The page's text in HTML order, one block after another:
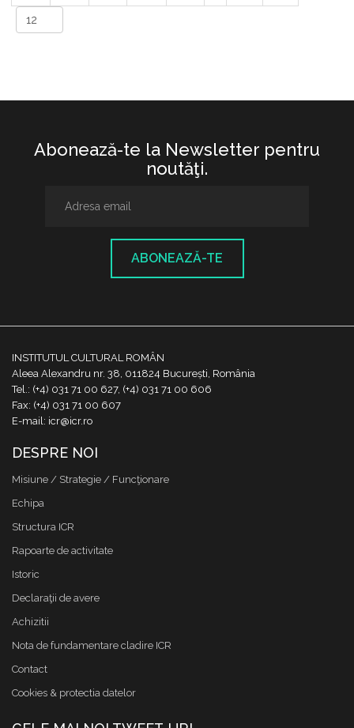
Abonează-te la Newsletter pentru
noutăţi.
ABONEAZĂ-TE
INSTITUTUL CULTURAL ROMÂN
Aleea Alexandru nr. 38, 011824 București, România
Tel.: (+4) 031 71 00 627, (+4) 031 71 00 606
Fax: (+4) 031 71 00 607
E-mail: icr@icr.ro
DESPRE NOI
Misiune / Strategie / Funcţionare
Echipa
Structura ICR
Rapoarte de activitate
Istoric
Declaraţii de avere
Achizitii
Nota de fundamentare cladire ICR
Contact
Cookies & protectia datelor